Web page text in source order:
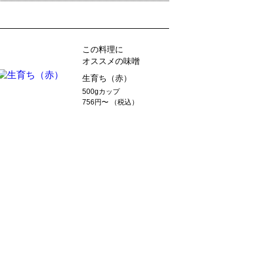
この料理に
オススメの味噌
生育ち（赤）
500gカップ
756円〜 （税込）